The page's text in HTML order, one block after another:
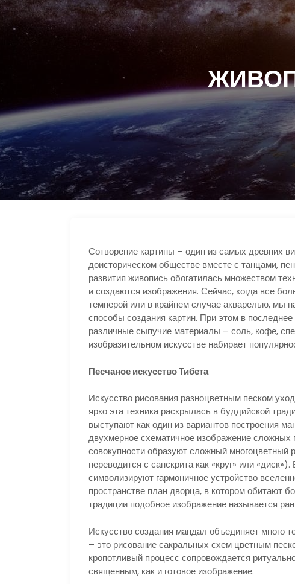
Сотворение картины – один из самых древних
доисторическом обществе вместе с танцами,
развития живопись обогатилась множеством
и создаются изображения. Сейчас, когда все
темперой или в крайнем случае акварелью, мы
способы создания картин. При этом в
различные сыпучие материалы – соль, кофе,
изобразительном искусстве набирает
Песчаное искусство Тибета
Искусство рисования разноцветным песком
ярко эта техника раскрылась в буддийской
выступают как один из вариантов построения
двухмерное схематичное изображение сложных
совокупности образуют сложный многоцветный
переводится с санскрита как «круг» или
символизируют гармоничное устройство
пространстве план дворца, в котором обитают
традиции подобное изображение называется
Искусство создания мандал объединяет много
– это рисование сакральных схем цветным
кропотливый процесс сопровождается
священным, как и готовое изображение.